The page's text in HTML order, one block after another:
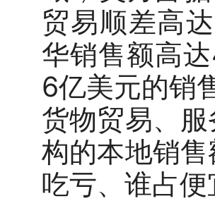
贸易顺差高
华销售额高
6亿美元的销
货物贸易、
构的本地销
吃亏、谁占